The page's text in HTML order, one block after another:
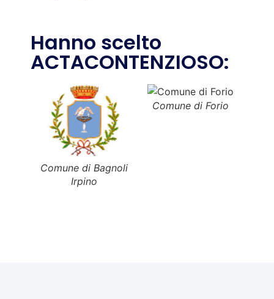
Hanno scelto
ACTACONTENZIOSO:
Comune di Bagnoli
Irpino
Comune di Forio